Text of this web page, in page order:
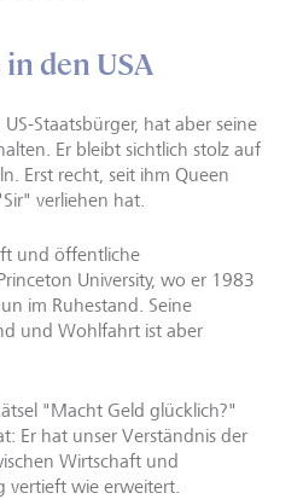
den USA
Staatsbürger, hat aber seine
Er bleibt sichtlich stolz auf
Erst recht, seit ihm Queen
verliehen hat.
und öffentliche
University, wo er 1983
im Ruhestand. Seine
und Wohlfahrt ist aber
"Macht Geld glücklich?"
Er hat unser Verständnis der
Wirtschaft und
vertieft wie erweitert.